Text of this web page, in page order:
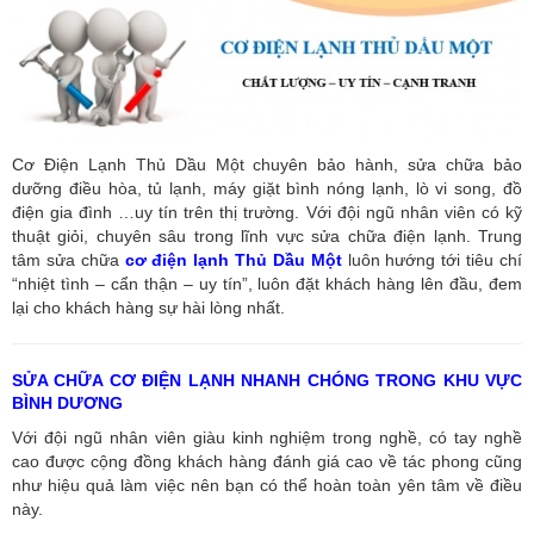
Cơ Điện Lạnh Thủ Dầu Một chuyên bảo hành, sửa chữa bảo
dưỡng điều hòa, tủ lạnh, máy giặt bình nóng lạnh, lò vi song, đồ
điện gia đình …uy tín trên thị trường. Với đội ngũ nhân viên có kỹ
thuật giỏi, chuyên sâu trong lĩnh vực sửa chữa điện lạnh. Trung
tâm sửa chữa cơ điện lạnh Thủ Dầu Mộtluôn hướng tới tiêu chí
“nhiệt tình – cẩn thận – uy tín”, luôn đặt khách hàng lên đầu, đem
lại cho khách hàng sự hài lòng nhất.
SỬA CHỮA CƠ ĐIỆN LẠNH NHANH CHÓNG TRONG KHU VỰC
BÌNH DƯƠNG
Với đội ngũ nhân viên giàu kinh nghiệm trong nghề, có tay nghề
cao được cộng đồng khách hàng đánh giá cao về tác phong cũng
như hiệu quả làm việc nên bạn có thể hoàn toàn yên tâm về điều
này.